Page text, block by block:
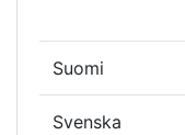
Suomi
Svenska